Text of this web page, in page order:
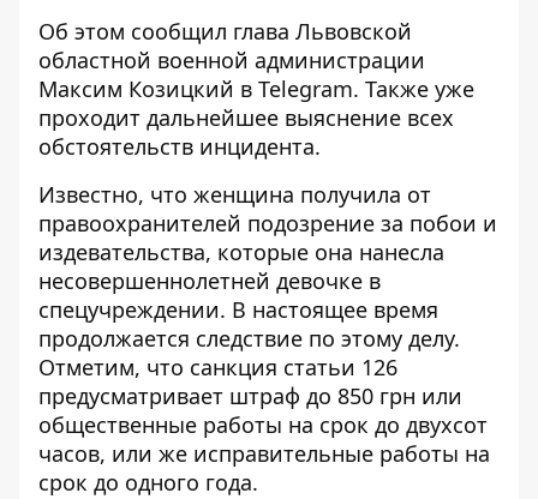
Об этом сообщил глава Львовской
областной военной администрации
Максим Козицкий в Telegram. Также уже
проходит дальнейшее выяснение всех
обстоятельств инцидента.
Известно, что женщина получила от
правоохранителей подозрение за побои и
издевательства, которые она нанесла
несовершеннолетней девочке в
спецучреждении. В настоящее время
продолжается следствие по этому делу.
Отметим, что санкция статьи 126
предусматривает штраф до 850 грн или
общественные работы на срок до двухсот
часов, или же исправительные работы на
срок до одного года.